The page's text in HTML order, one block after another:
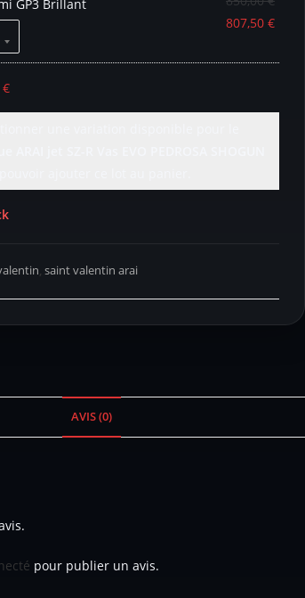
GP3 Brillant
807,50 €
€
, saint valentin arai
AVIS (0)
pour publier un avis.